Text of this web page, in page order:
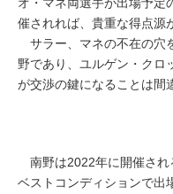
催されれば、貴重な得点源
サラー、マネの不在の穴
野であり、ユルゲン・クロ
が交渉の鍵になることは間
南野は2022年に開催され
ベストコンディションで出